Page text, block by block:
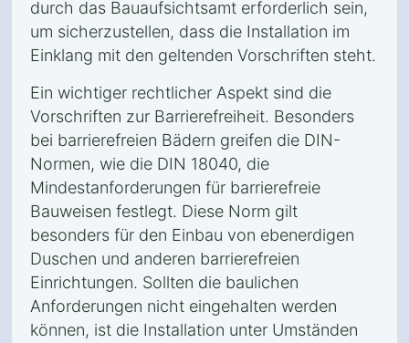
durch das Bauaufsichtsamt erforderlich sein,
um sicherzustellen, dass die Installation im
Einklang mit den geltenden Vorschriften steht.
Ein wichtiger rechtlicher Aspekt sind die
Vorschriften zur Barrierefreiheit. Besonders
bei barrierefreien Bädern greifen die DIN-
Normen, wie die DIN 18040, die
Mindestanforderungen für barrierefreie
Bauweisen festlegt. Diese Norm gilt
besonders für den Einbau von ebenerdigen
Duschen und anderen barrierefreien
Einrichtungen. Sollten die baulichen
Anforderungen nicht eingehalten werden
können, ist die Installation unter Umständen